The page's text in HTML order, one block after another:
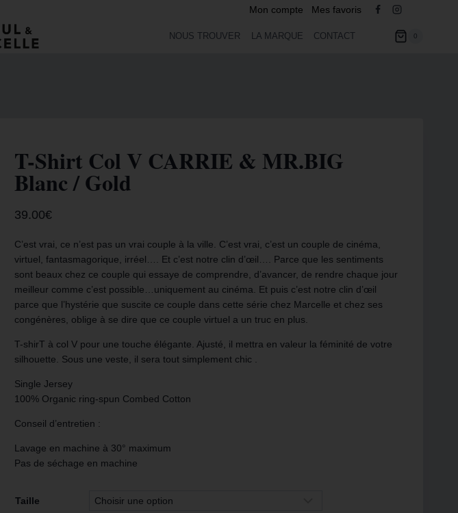
Mon compte Mes favoris
NOUS TROUVER LA MARQUE CONTACT 0
T-Shirt Col V CARRIE & MR.BIG
Blanc / Gold
39.00€
C’est vrai, ce n’est pas un vrai couple à la ville. C’est vrai, c’est un couple de cinéma,
virtuel, fantasmagorique, irréel…. Et c’est notre clin d’œil…. Parce que les sentiments
sont beaux chez ce couple qui essaye de comprendre, d’avancer, de rendre chaque jour
meilleur comme c’est possible…uniquement au cinéma. Et puis c’est notre clin d’œil
parce que l’hystérie que suscite ce couple dans cette série chez Marcelle et chez ses
congénères, oblige à se dire que ce couple virtuel a un truc en plus.
T-shirT à col V pour une touche élégante. Ajusté, il mettra en valeur la féminité de votre
silhouette. Sous une veste, il sera tout simplement chic .
Single Jersey
100% Organic ring-spun Combed Cotton
Conseil d’entretien :
Lavage en machine à 30° maximum
Pas de séchage en machine
Taille